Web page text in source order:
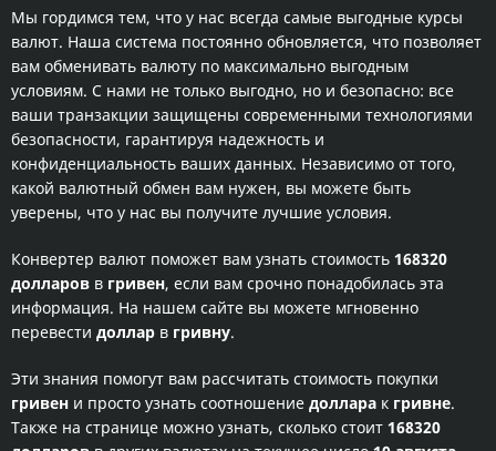
Мы гордимся тем, что у нас всегда самые выгодные курсы
валют. Наша система постоянно обновляется, что позволяет
вам обменивать валюту по максимально выгодным
условиям. С нами не только выгодно, но и безопасно: все
ваши транзакции защищены современными технологиями
безопасности, гарантируя надежность и
конфиденциальность ваших данных. Независимо от того,
какой валютный обмен вам нужен, вы можете быть
уверены, что у нас вы получите лучшие условия.
Конвертер валют поможет вам узнать стоимость 168320
долларов в гривен, если вам срочно понадобилась эта
информация. На нашем сайте вы можете мгновенно
перевести доллар в гривну.
Эти знания помогут вам рассчитать стоимость покупки
гривен и просто узнать соотношение доллара к гривне.
Также на странице можно узнать, сколько стоит 168320